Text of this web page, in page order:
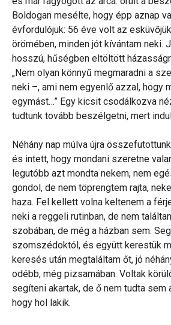
Boldogan mesélte, hogy épp aznap
évfordulójuk: 56 éve volt az
örömében, minden jót kívántam neki.
hosszú, hűségben eltöltött
„Nem olyan könnyű megmaradni a
neki –, ami nem egyenlő azzal, hogy
egymást…” Egy kicsit csodálkozva
tudtunk tovább beszélgetni, mert
Néhány nap múlva újra
és intett, hogy mondani szeretne
legutóbb azt mondta nekem, nem
gondol, de nem töprengtem rajta,
haza. Fel kellett volna keltenem a
neki a reggeli rutinban, de nem
szobában, de még a házban sem.
szomszédoktól, és együtt kerestük
keresés után megtaláltam őt, jó
odébb, még pizsamában. Voltak
segíteni akartak, de ő nem tudta sem
hogy hol lakik.